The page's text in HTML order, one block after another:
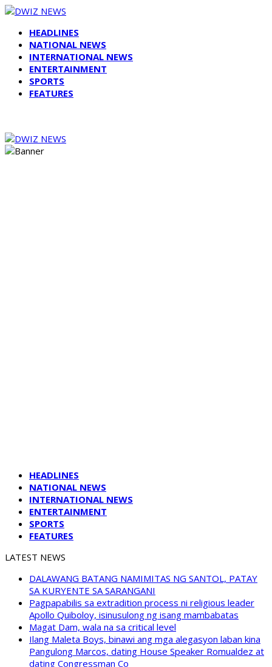
HEADLINES
NATIONAL NEWS
INTERNATIONAL NEWS
ENTERTAINMENT
SPORTS
FEATURES
HEADLINES
NATIONAL NEWS
INTERNATIONAL NEWS
ENTERTAINMENT
SPORTS
FEATURES
LATEST NEWS
DALAWANG BATANG NAMIMITAS NG SANTOL, PATAY
SA KURYENTE SA SARANGANI
Pagpapabilis sa extradition process ni religious leader
Apollo Quiboloy, isinusulong ng isang mambabatas
Magat Dam, wala na sa critical level
Ilang Maleta Boys, binawi ang mga alegasyon laban kina
Pangulong Marcos, dating House Speaker Romualdez at
dating Congressman Co